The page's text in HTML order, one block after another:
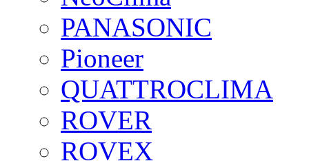
PANASONIC
Pioneer
QUATTROCLIMA
ROVER
ROVEX